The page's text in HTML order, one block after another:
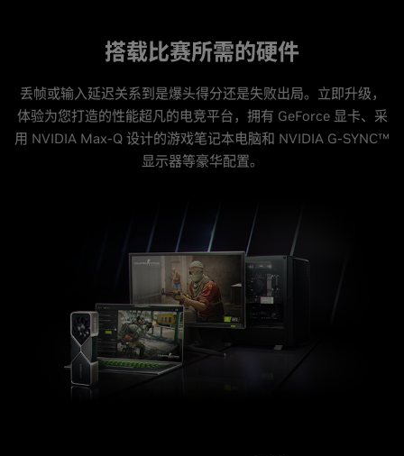
搭载比赛所需的硬件
丢帧或输入延迟关系到是爆头得分还是失败出局。立即升级，
体验为您打造的性能超凡的电竞平台，拥有 GeForce 显卡、采
用 NVIDIA Max-Q 设计的游戏笔记本电脑和 NVIDIA G-SYNC™
显示器等豪华配置。